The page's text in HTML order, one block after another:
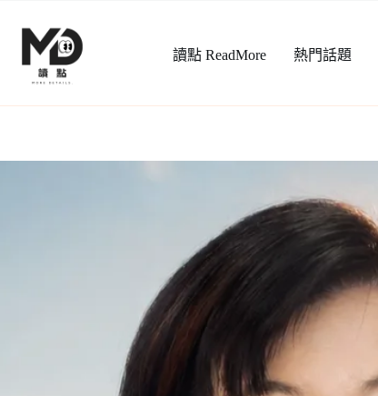
讀點 ReadMore 熱門話題